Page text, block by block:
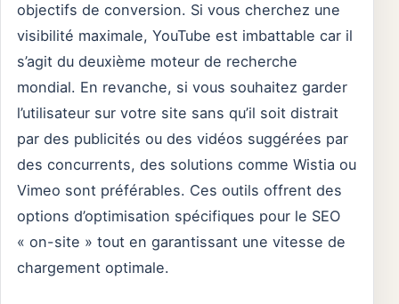
objectifs de conversion. Si vous cherchez une
visibilité maximale, YouTube est imbattable car il
s’agit du deuxième moteur de recherche
mondial. En revanche, si vous souhaitez garder
l’utilisateur sur votre site sans qu’il soit distrait
par des publicités ou des vidéos suggérées par
des concurrents, des solutions comme Wistia ou
Vimeo sont préférables. Ces outils offrent des
options d’optimisation spécifiques pour le SEO
« on-site » tout en garantissant une vitesse de
chargement optimale.